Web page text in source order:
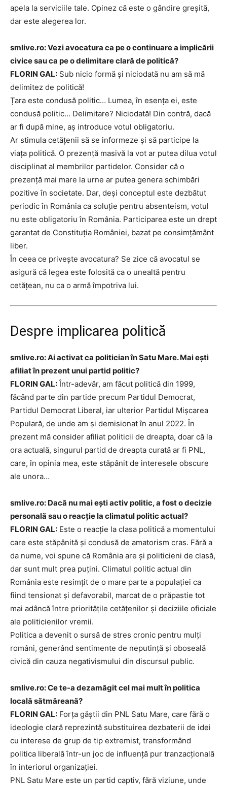
apela la serviciile tale. Opinez că este o gândire greșită,
dar este alegerea lor.
smlive.ro: Vezi avocatura ca pe o continuare a implicării
civice sau ca pe o delimitare clară de politică?
FLORIN GAL: Sub nicio formă și niciodată nu am să mă
delimitez de politică!
Țara este condusă politic… Lumea, în esența ei, este
condusă politic… Delimitare? Niciodată! Din contră, dacă
ar fi după mine, aș introduce votul obligatoriu.
Ar stimula cetățenii să se informeze și să participe la
viața politică. O prezență masivă la vot ar putea dilua votul
disciplinat al membrilor partidelor. Consider că o
prezență mai mare la urne ar putea genera schimbări
pozitive în societate. Dar, deși conceptul este dezbătut
periodic în România ca soluție pentru absenteism, votul
nu este obligatoriu în România. Participarea este un drept
garantat de Constituția României, bazat pe consimțământ
liber.
În ceea ce privește avocatura? Se zice că avocatul se
asigură că legea este folosită ca o unealtă pentru
cetățean, nu ca o armă împotriva lui.
Despre implicarea politică
smlive.ro: Ai activat ca politician în Satu Mare. Mai ești
afiliat în prezent unui partid politic?
FLORIN GAL: Într-adevăr, am făcut politică din 1999,
făcând parte din partide precum Partidul Democrat,
Partidul Democrat Liberal, iar ulterior Partidul Mișcarea
Populară, de unde am și demisionat în anul 2022. În
prezent mă consider afiliat politicii de dreapta, doar că la
ora actuală, singurul partid de dreapta curată ar fi PNL,
care, în opinia mea, este stăpânit de interesele obscure
ale unora…
smlive.ro: Dacă nu mai ești activ politic, a fost o decizie
personală sau o reacție la climatul politic actual?
FLORIN GAL: Este o reacție la clasa politică a momentului
care este stăpânită și condusă de amatorism cras. Fără a
da nume, voi spune că România are și politicieni de clasă,
dar sunt mult prea puțini. Climatul politic actual din
România este resimțit de o mare parte a populației ca
fiind tensionat și defavorabil, marcat de o prăpastie tot
mai adâncă între prioritățile cetățenilor și deciziile oficiale
ale politicienilor vremii.
Politica a devenit o sursă de stres cronic pentru mulți
români, generând sentimente de neputință și oboseală
civică din cauza negativismului din discursul public.
smlive.ro: Ce te-a dezamăgit cel mai mult în politica
locală sătmăreană?
FLORIN GAL: Forța găștii din PNL Satu Mare, care fără o
ideologie clară reprezintă substituirea dezbaterii de idei
cu interese de grup de tip extremist, transformând
politica liberală într-un joc de influență pur tranzacțională
în interiorul organizației.
PNL Satu Mare este un partid captiv, fără viziune, unde